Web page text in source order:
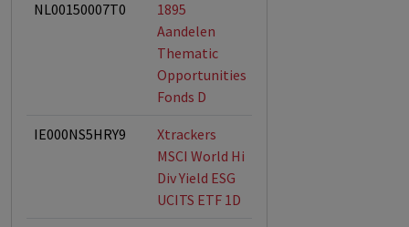
NL00150007T0
1895
Aandelen
Thematic
Opportunities
Fonds D
IE000NS5HRY9
Xtrackers
MSCI World Hi
Div Yield ESG
UCITS ETF 1D